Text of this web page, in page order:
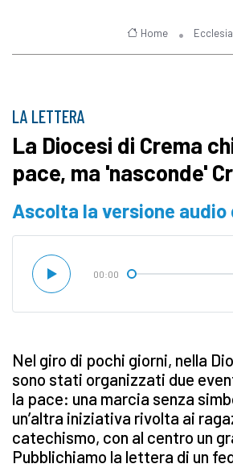
Home Ecclesia
LA LETTERA
La Diocesi di Crema
pace, ma 'nasconde'
Ascolta la versione
00:00
Nel giro di pochi giorni, nella
sono stati organizzati due
la pace: una marcia senza
un’altra iniziativa rivolta ai
catechismo, con al centro un
Pubblichiamo la lettera di un